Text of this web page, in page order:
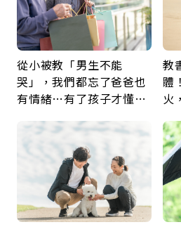
從小被教「男生不能
哭」，我們都忘了爸爸也
有情緒…有了孩子才懂：
久違的關心
教
體
火
福